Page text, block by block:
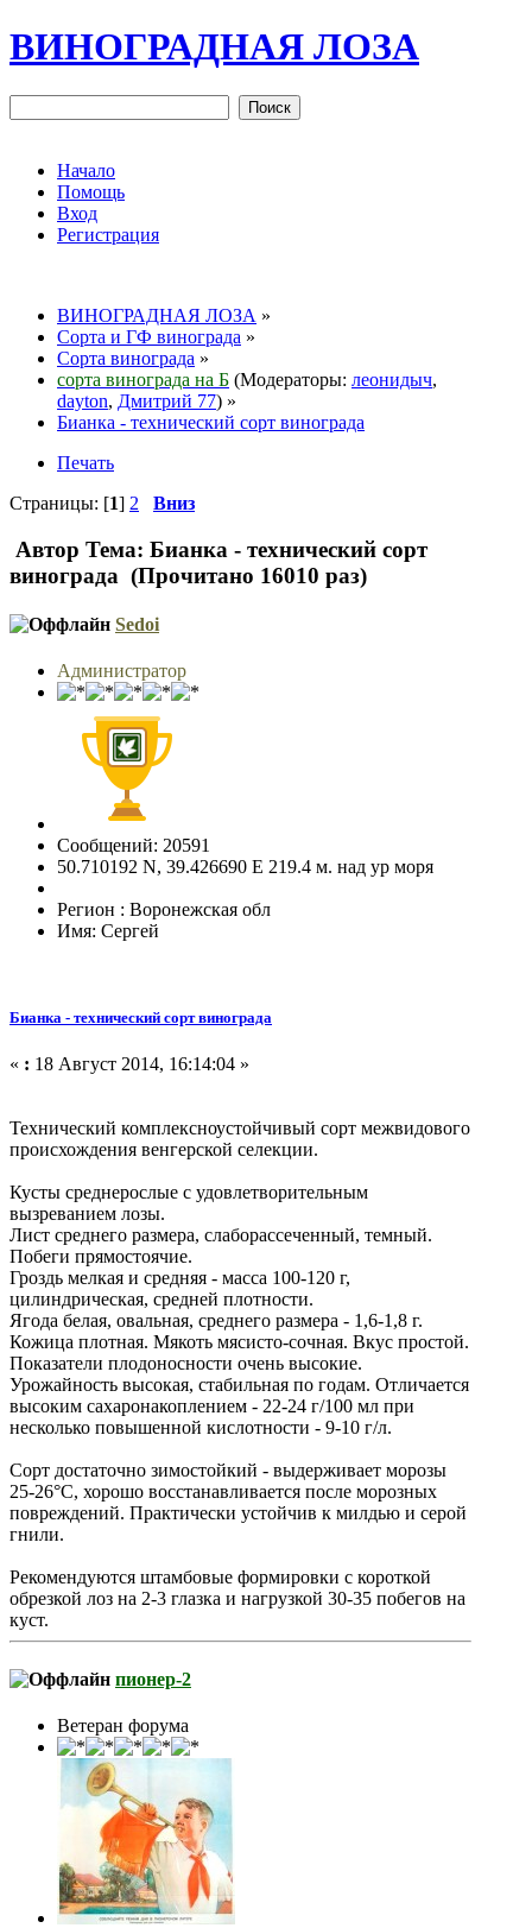
ВИНОГРАДНАЯ ЛОЗА
Начало
Помощь
Вход
Регистрация
ВИНОГРАДНАЯ ЛОЗА »
Сорта и ГФ винограда »
Сорта винограда »
сорта винограда на Б (Модераторы: леонидыч,
dayton, Дмитрий 77) »
Бианка - технический сорт винограда
Печать
Страницы: [1] 2 Вниз
Автор Тема: Бианка - технический сорт
винограда (Прочитано 16010 раз)
Sedoi
Администратор
Сообщений: 20591
50.710192 N, 39.426690 E 219.4 м. над ур моря
Регион : Воронежская обл
Имя: Сергей
Бианка - технический сорт винограда
« : 18 Август 2014, 16:14:04 »
Технический комплексноустойчивый сорт межвидового
происхождения венгерской селекции.
Кусты среднерослые с удовлетворительным
вызреванием лозы.
Лист среднего размера, слаборассеченный, темный.
Побеги прямостоячие.
Гроздь мелкая и средняя - масса 100-120 г,
цилиндрическая, средней плотности.
Ягода белая, овальная, среднего размера - 1,6-1,8 г.
Кожица плотная. Мякоть мясисто-сочная. Вкус простой.
Показатели плодоносности очень высокие.
Урожайность высокая, стабильная по годам. Отличается
высоким сахаронакоплением - 22-24 г/100 мл при
несколько повышенной кислотности - 9-10 г/л.
Сорт достаточно зимостойкий - выдерживает морозы
25-26°С, хорошо восстанавливается после морозных
повреждений. Практически устойчив к милдью и серой
гнили.
Рекомендуются штамбовые формировки с короткой
обрезкой лоз на 2-3 глазка и нагрузкой 30-35 побегов на
куст.
пионер-2
Ветеран форума